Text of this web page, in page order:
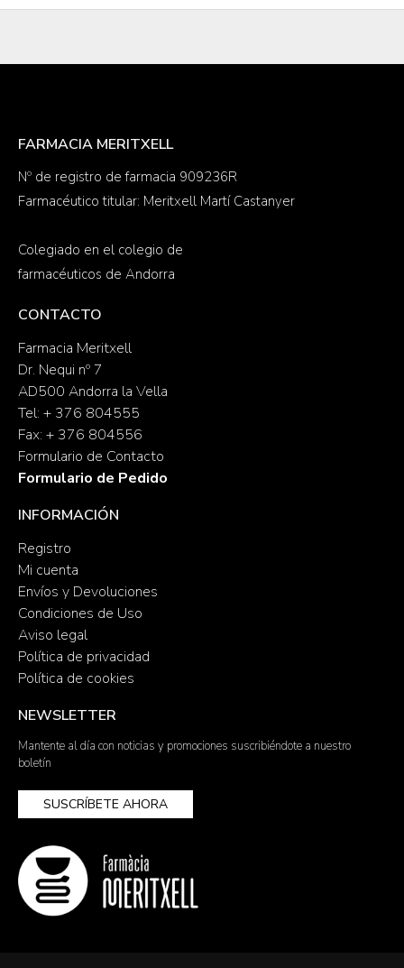
FARMACIA MERITXELL
Nº de registro de farmacia 909236R
Farmacéutico titular: Meritxell Martí Castanyer
Colegiado en el colegio de
farmacéuticos de Andorra
CONTACTO
Farmacia Meritxell
Dr. Nequi nº 7
AD500 Andorra la Vella
Tel: + 376 804555
Fax: + 376 804556
Formulario de Contacto
Formulario de Pedido
INFORMACIÓN
Registro
Mi cuenta
Envíos y Devoluciones
Condiciones de Uso
Aviso legal
Política de privacidad
Política de cookies
NEWSLETTER
Mantente al día con noticias y promociones suscribiéndote a nuestro
boletín
SUSCRÍBETE AHORA